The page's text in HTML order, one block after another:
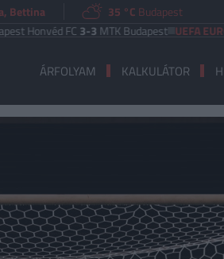
Bettina 35 °C Budapest
FC3-3MTK Budapest UEFA EURÓPA
ÁRFOLYAM KALKULÁTOR